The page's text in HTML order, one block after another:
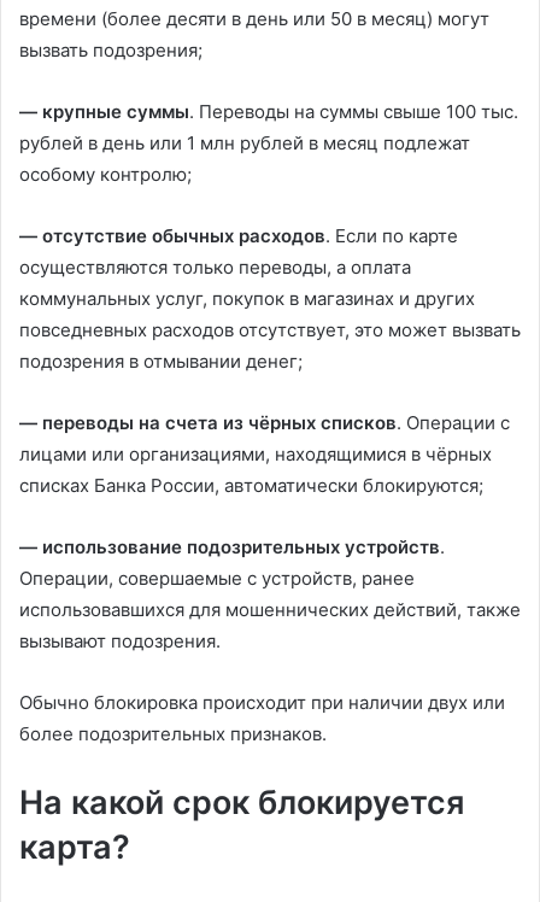
времени (более десяти в день или 50 в месяц) могут
вызвать подозрения;
— крупные суммы. Переводы на суммы свыше 100 тыс.
рублей в день или 1 млн рублей в месяц подлежат
особому контролю;
— отсутствие обычных расходов. Если по карте
осуществляются только переводы, а оплата
коммунальных услуг, покупок в магазинах и других
повседневных расходов отсутствует, это может вызвать
подозрения в отмывании денег;
— переводы на счета из чёрных списков. Операции с
лицами или организациями, находящимися в чёрных
списках Банка России, автоматически блокируются;
— использование подозрительных устройств.
Операции, совершаемые с устройств, ранее
использовавшихся для мошеннических действий, также
вызывают подозрения.
Обычно блокировка происходит при наличии двух или
более подозрительных признаков.
На какой срок блокируется
карта?